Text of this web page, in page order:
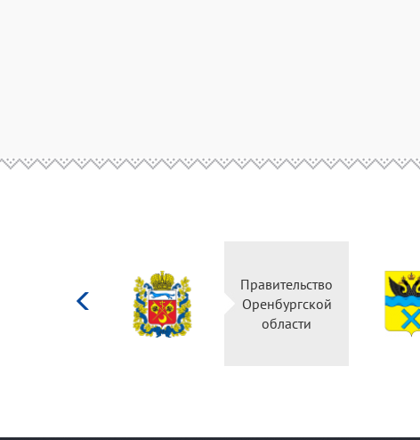
Министерство
культуры
Российской
федерации
области